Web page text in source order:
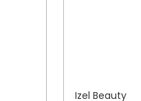
Izel Beauty